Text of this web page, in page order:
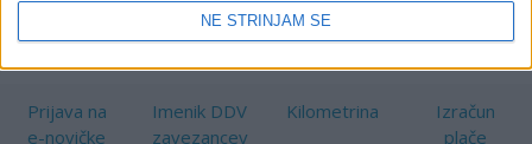
NE STRINJAM SE
Prijava na
e-novičke
Imenik DDV
zavezancev
Kilometrina
Izračun
plače